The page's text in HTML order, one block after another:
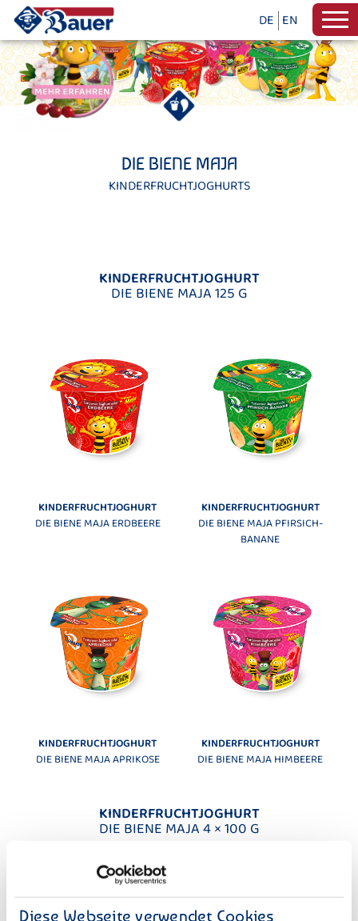
Diese Webseite verwendet Cookies
DE EN
DIE BIENE MAJA
KINDERFRUCHTJOGHURTS
KINDERFRUCHTJOGHURT
DIE BIENE MAJA 125 G
KINDERFRUCHTJOGHURT
DIE BIENE MAJA ERDBEERE
KINDERFRUCHTJOGHURT
DIE BIENE MAJA PFIRSICH-
BANANE
KINDERFRUCHTJOGHURT
DIE BIENE MAJA APRIKOSE
KINDERFRUCHTJOGHURT
DIE BIENE MAJA HIMBEERE
KINDERFRUCHTJOGHURT
DIE BIENE MAJA 4 × 100 G